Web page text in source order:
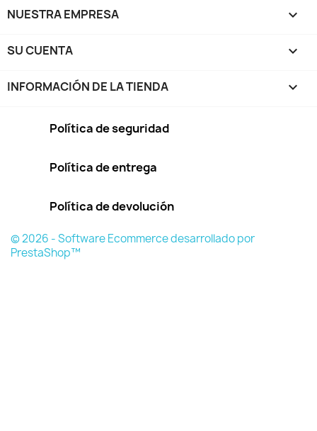
NUESTRA EMPRESA 
SU CUENTA 
INFORMACIÓN DE LA TIENDA keyboard_arrow_down
Política de seguridad
Política de entrega
Política de devolución
© 2026 - Software Ecommerce desarrollado por
PrestaShop™